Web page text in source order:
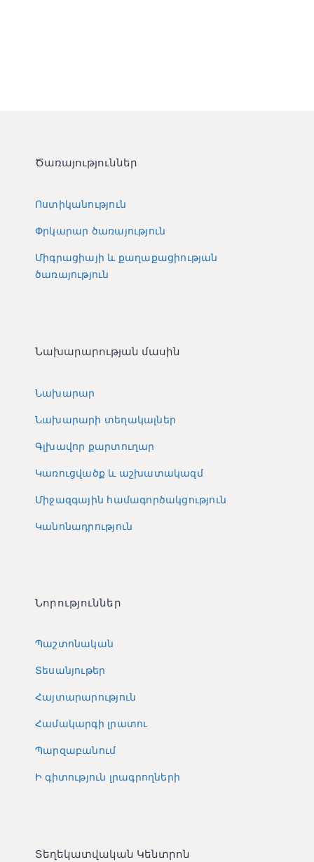
Ծառայություններ
Ոստիկանություն
Փրկարար ծառայություն
Միգրացիայի և քաղաքացիության
ծառայություն
Նախարարության մասին
Նախարար
Նախարարի տեղակալներ
Գլխավոր քարտուղար
Կառուցվածք և աշխատակազմ
Միջազգային համագործակցություն
Կանոնադրություն
Նորություններ
Պաշտոնական
Տեսանյութեր
Հայտարարություն
Համակարգի լրատու
Պարզաբանում
Ի գիտություն լրագրողների
Տեղեկատվական Կենտրոն